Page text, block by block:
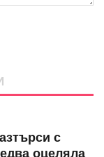
с
оцеляла